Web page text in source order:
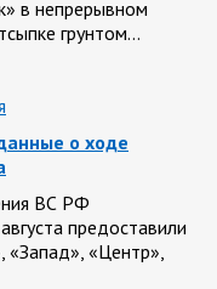
в непрерывном
грунтом…
о ходе
ВС РФ
предоставили
«Запад», «Центр»,